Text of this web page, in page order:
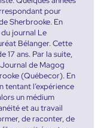
pour
Sherbrooke. En
journal Le
Bélanger. Cette
17 ans. Par la suite,
de Magog
(Québecor). En
tentant l’expérience
un médium
et au travail
de raconter, de